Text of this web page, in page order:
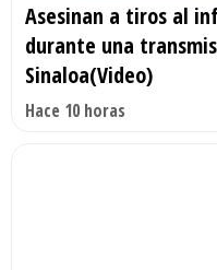
Asesinan a tiros al
durante una
Sinaloa(Video)
Hace 10 horas